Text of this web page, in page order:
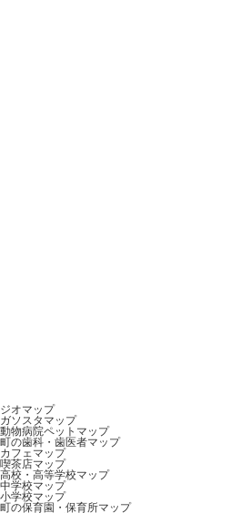
ジオマップ
ガソスタマップ
動物病院ペットマップ
町の歯科・歯医者マップ
カフェマップ
喫茶店マップ
高校・高等学校マップ
中学校マップ
小学校マップ
町の保育園・保育所マップ